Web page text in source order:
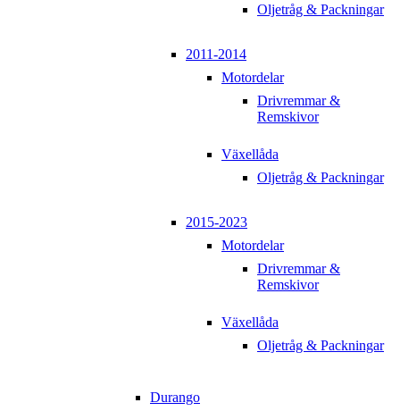
Oljetråg & Packningar
2011-2014
Motordelar
Drivremmar &
Remskivor
Växellåda
Oljetråg & Packningar
2015-2023
Motordelar
Drivremmar &
Remskivor
Växellåda
Oljetråg & Packningar
Durango